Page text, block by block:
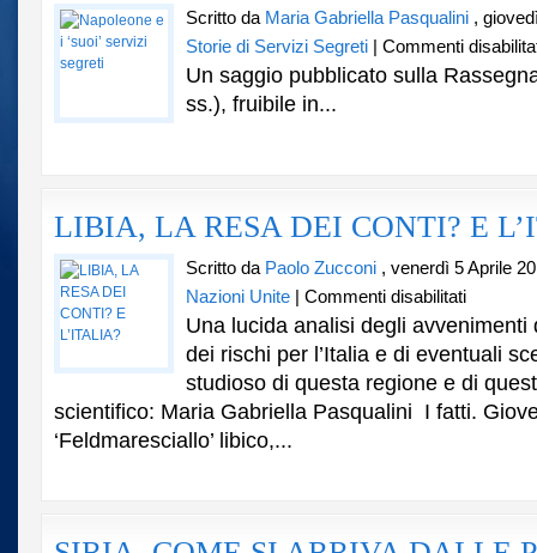
Scritto da Maria Gabriella Pasqualini ,
Storie di Servizi Segreti
Commenti
Un saggio pubblicato sulla
ss.), fruibile in...
LIBIA, LA RESA DEI CONTI? E
Scritto da Paolo Zucconi , venerdì 5 Aprile
Nazioni Unite
Commenti disabilitatisu
LA
RESA
DEI
CONTI?
E
Una lucida analisi degli
dei rischi per l’Italia e di eventuali
studioso di questa regione e di
scientifico: Maria Gabriella Pasqualini I fatti.
‘Feldmaresciallo’ libico,...